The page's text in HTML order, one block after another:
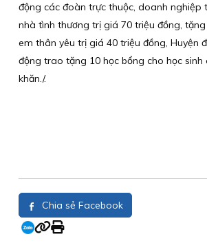
động các đoàn trực thuộc, doanh nghiệp
nhà tình thương trị giá 70 triệu đồng,
em thân yêu trị giá 40 triệu đồng, Huyện
động trao tặng 10 học bổng cho học sinh
khăn./.
Chia sẻ Facebook